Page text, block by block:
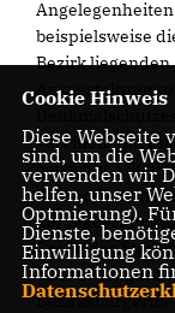
beispielsweise
Bezirk
Ausgestaltung
Vereinen und
gewichtige
Rates oder eines
der
Größe des
oder 19
Cookie Hinweis
Diese Webseite
sind, um die
verwenden wir
helfen, unser
Optmierung).
Dienste,
Einwilligung
Informationen